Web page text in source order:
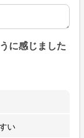
ればご記入くだ
に感じました
い